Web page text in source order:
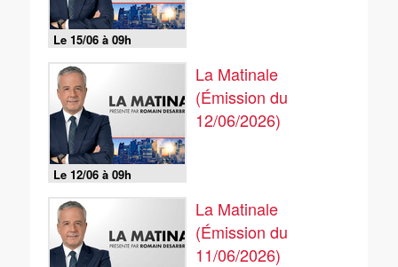
Le 15/06 à 09h
Le 12/06 à 09h
La Matinale
(Émission du
12/06/2026)
La Matinale
(Émission du
11/06/2026)